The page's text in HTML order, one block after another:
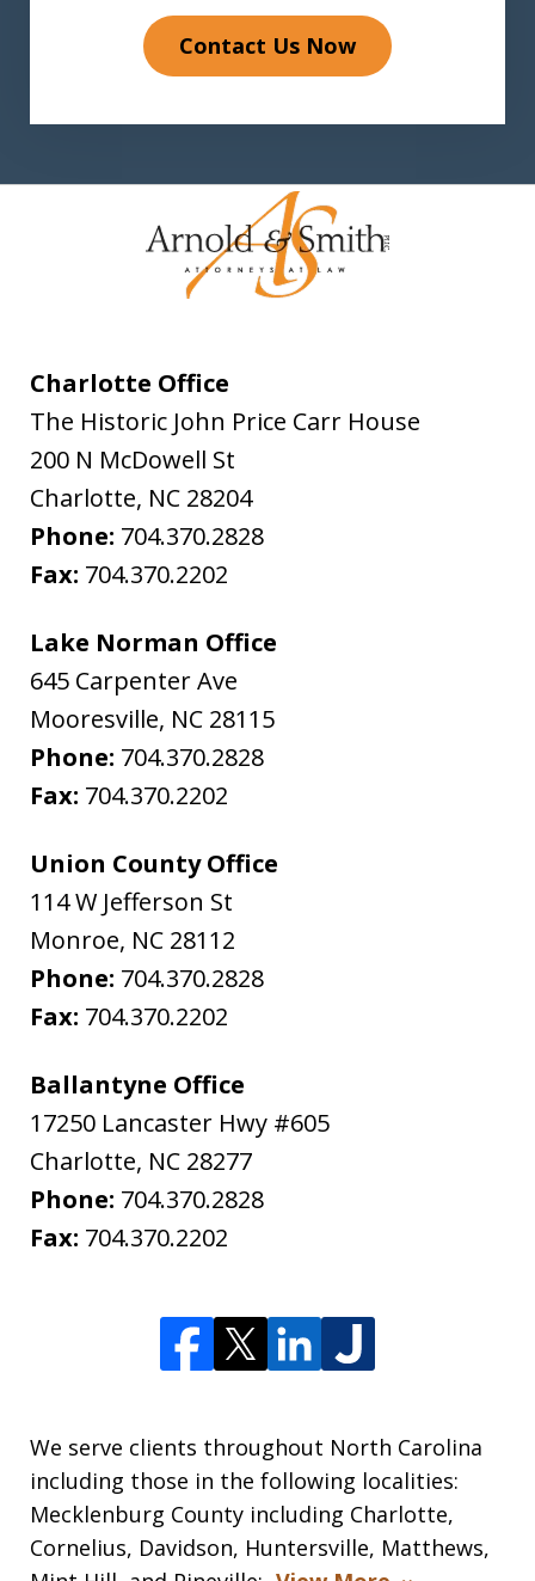
Contact Us Now
Charlotte Office
The Historic John Price Carr House
200 N McDowell St
Charlotte, NC 28204
Phone: 704.370.2828
Fax: 704.370.2202
Lake Norman Office
645 Carpenter Ave
Mooresville, NC 28115
Phone: 704.370.2828
Fax: 704.370.2202
Union County Office
114 W Jefferson St
Monroe, NC 28112
Phone: 704.370.2828
Fax: 704.370.2202
Ballantyne Office
17250 Lancaster Hwy #605
Charlotte, NC 28277
Phone: 704.370.2828
Fax: 704.370.2202
We serve clients throughout North Carolina
including those in the following localities:
Mecklenburg County including Charlotte,
Cornelius, Davidson, Huntersville, Matthews,